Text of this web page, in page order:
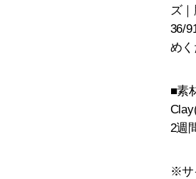
ズ
36/
めく
■素
2週
※サ